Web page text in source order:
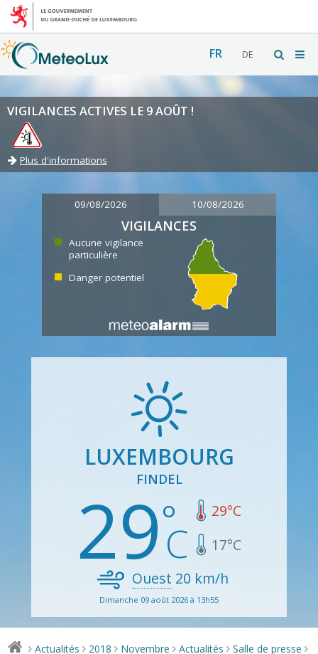
FR DE
VIGILANCES ACTIVES LE 9 AOÛT !
Plus d'informations
09/08/2026 10/08/2026
VIGILANCES
Aucune vigilance
particulière
Danger potentiel
LUXEMBOURG
FINDEL
29 29°C
17°C
Ouest 20 km/h
Dimanche 09 août 2026 à 13h55
> Actualités > 2018 > Novembre > Actualités > Salle de presse >